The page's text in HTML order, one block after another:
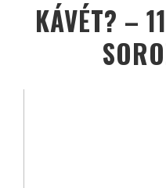
KÁVÉT? –